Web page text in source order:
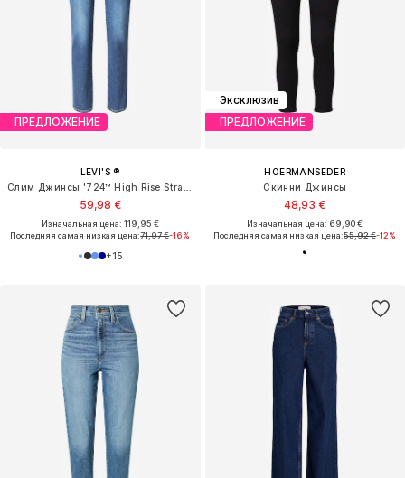
ПРЕДЛОЖЕНИЕ
LEVI'S ®
59,98 €
Изначальная цена: 119,95 €
Последняя самая низкая цена:71,97 €-16%
+15
Эксклюзив
ПРЕДЛОЖЕНИЕ
HOERMANSEDER
Скинни Джинсы
48,93 €
Изначальная цена: 69,90 €
Последняя самая низкая цена:55,92 €-12%